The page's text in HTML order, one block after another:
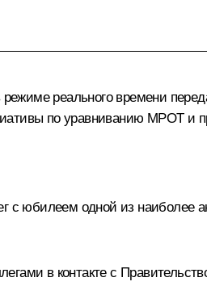
реального времени
по уравниванию МРОТ и
с юбилеем одной из наиболее
в контакте с